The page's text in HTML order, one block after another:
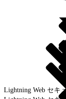
Lightning Web セキ